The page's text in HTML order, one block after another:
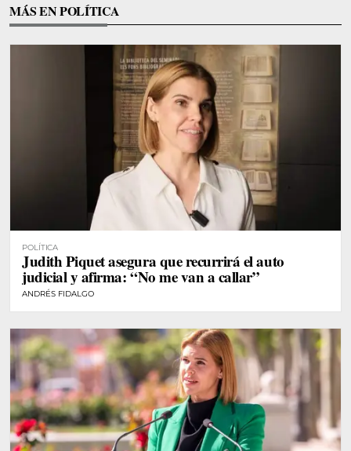
MÁS EN POLÍTICA
POLÍTICA
Judith Piquet asegura que recurrirá el auto
judicial y afirma: “No me van a callar”
ANDRÉS FIDALGO